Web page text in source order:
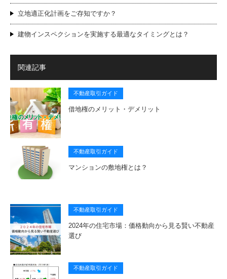
立地適正化計画をご存知ですか？
建物インスペクションを実施する最適なタイミングとは？
関連記事
不動産取引ガイド
借地権のメリット・デメリット
不動産取引ガイド
マンションの敷地権とは？
不動産取引ガイド
2024年の住宅市場：価格動向から見る賢い不動産
選び
不動産取引ガイド